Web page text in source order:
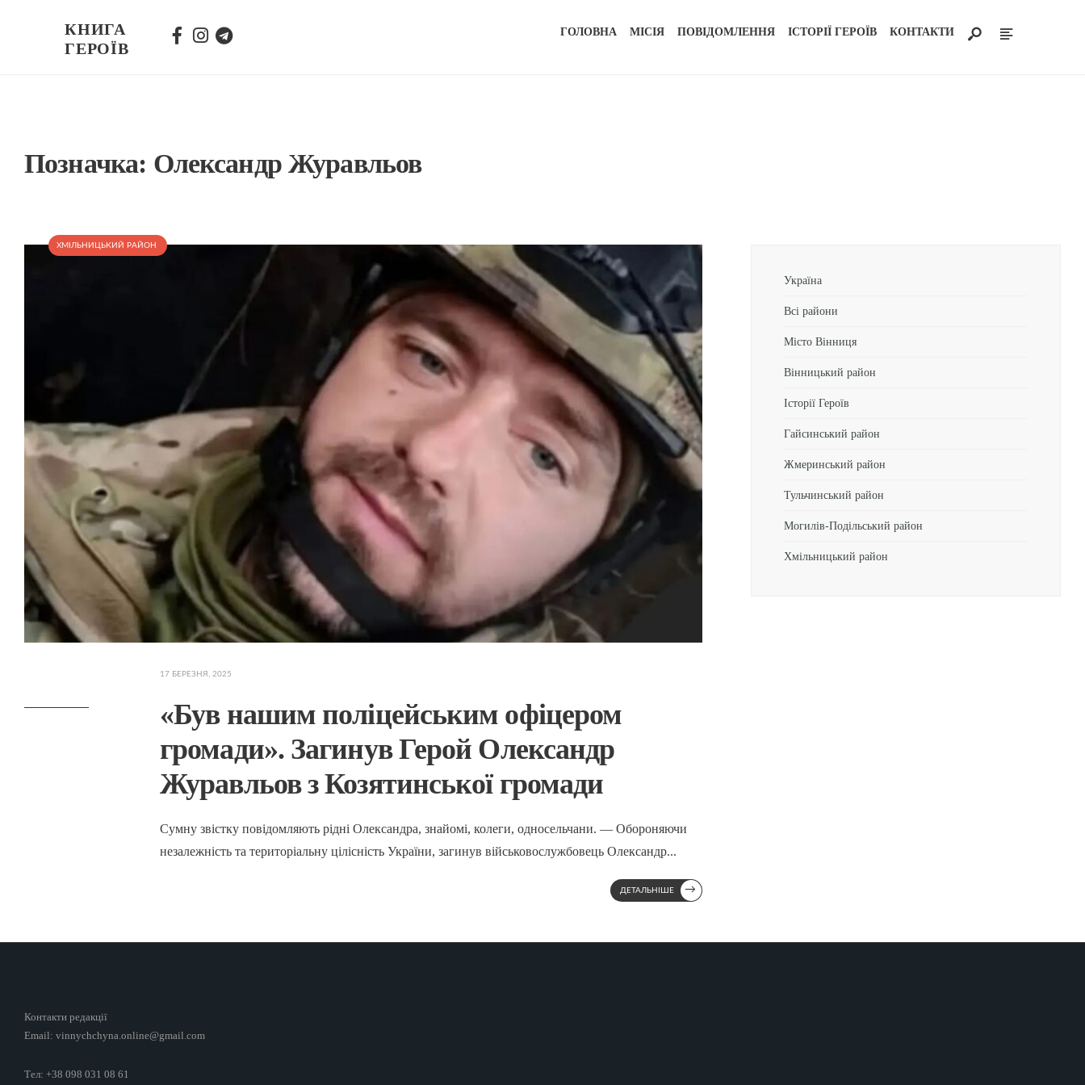
КНИГА
ГЕРОЇВ
ГОЛОВНА МІСІЯ ПОВІДОМЛЕННЯ ІСТОРІЇ ГЕРОЇВ КОНТАКТИ
Позначка: Олександр Журавльов
ХМІЛЬНИЦЬКИЙ РАЙОН
17 БЕРЕЗНЯ, 2025
«Був нашим поліцейським офіцером
громади». Загинув Герой Олександр
Журавльов з Козятинської громади
Сумну звістку повідомляють рідні Олександра, знайомі, колеги, односельчани. — Обороняючи
незалежність та територіальну цілісність України, загинув військовослужбовець Олександр...
ДЕТАЛЬНІШЕ →
Україна
Всі райони
Місто Вінниця
Вінницький район
Історії Героїв
Гайсинський район
Жмеринський район
Тульчинський район
Могилів-Подільський район
Хмільницький район
Контакти редакції
Email: vinnychchyna.online@gmail.com
Тел: +38 098 031 08 61